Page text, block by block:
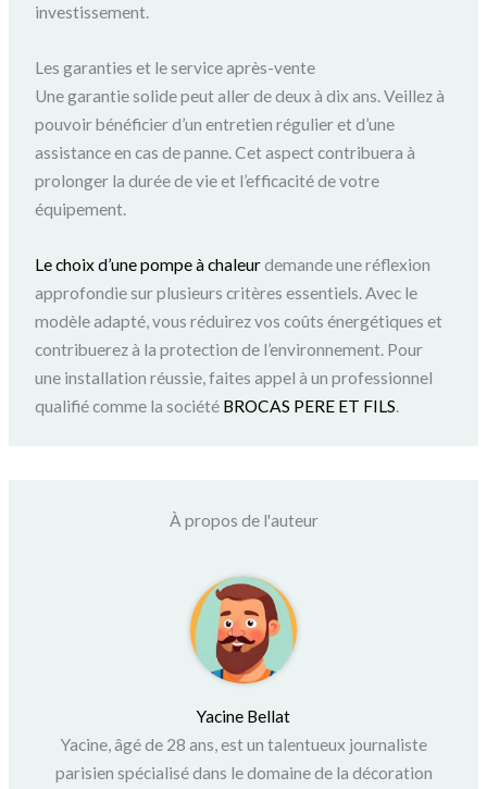
investissement.
Les garanties et le service après-vente
Une garantie solide peut aller de deux à dix ans. Veillez à
pouvoir bénéficier d’un entretien régulier et d’une
assistance en cas de panne. Cet aspect contribuera à
prolonger la durée de vie et l’efficacité de votre
équipement.
Le choix d’une pompe à chaleurdemande une réflexion
approfondie sur plusieurs critères essentiels. Avec le
modèle adapté, vous réduirez vos coûts énergétiques et
contribuerez à la protection de l’environnement. Pour
une installation réussie, faites appel à un professionnel
qualifié comme la société BROCAS PERE ET FILS.
À propos de l'auteur
Yacine Bellat
Yacine, âgé de 28 ans, est un talentueux journaliste
parisien spécialisé dans le domaine de la décoration